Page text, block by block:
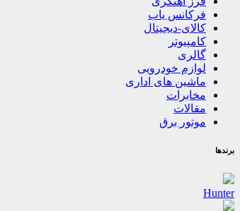
فرکانس یاب
کالای-دیجیتال
کامپیوتر
گالری
لوازم خودرویی
ماشین های اداری
مخابرات
مقالات
موتور برق
برندها
Hunter